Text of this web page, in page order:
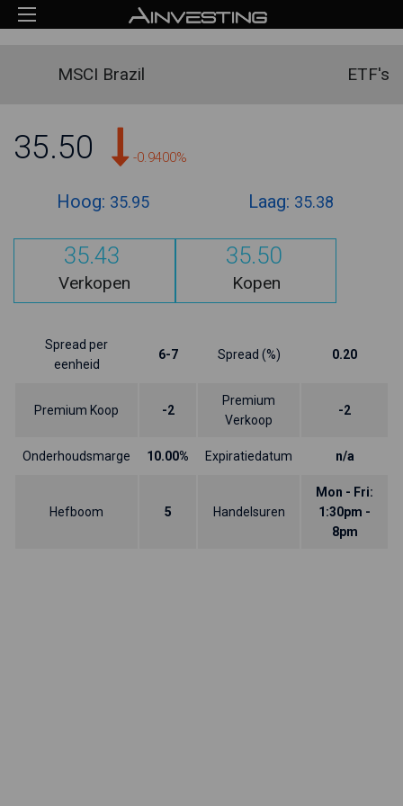
MSCI Brazil ETF's
35.50 -0.9400%
Hoog: 35.95 Laag: 35.38
35.43
Verkopen
35.50
Kopen
Spread per
eenheid
6-7 Spread (%) 0.20
Premium Koop -2
Premium
Verkoop
-2
Onderhoudsmarge 10.00% Expiratiedatum n/a
Hefboom 5 Handelsuren
Mon - Fri:
1:30pm -
8pm